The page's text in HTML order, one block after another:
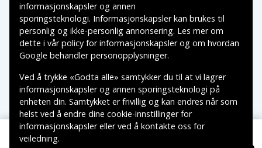
Betalingsalternativer
Leveringsalternativer
informasjonskapsler og annen
sporingsteknologi. Informasjonskapsler kan brukes til
personlig og ikke-personlig annonsering. Les mer om
dette i vårpolicy for informasjonskapslerog om hvordan
Google behandler personopplysninger.
Ved å trykke «Godta alle» samtykker du til at vi lagrer
informasjonskapsler og annen sporingsteknologi på
enheten din. Samtykket er frivillig og kan endres når som
helst ved å endre dine cookie-innstillinger for
informasjonskapsler eller ved å kontakte oss for
veiledning.